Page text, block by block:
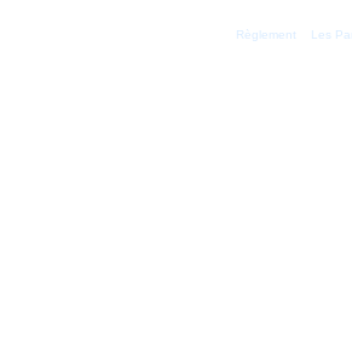
Règlement Les